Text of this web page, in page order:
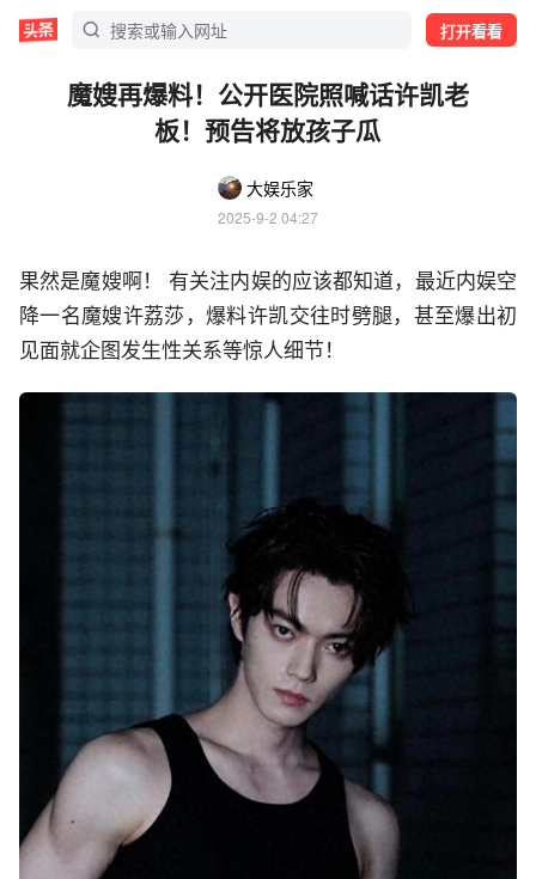
打开看看
魔嫂再爆料！公开医院照喊话许凯老
板！预告将放孩子瓜
大娱乐家
2025-9-2 04:27
果然是魔嫂啊！ 有关注内娱的应该都知道，最近内娱空
降一名魔嫂许荔莎，爆料许凯交往时劈腿，甚至爆出初
见面就企图发生性关系等惊人细节！